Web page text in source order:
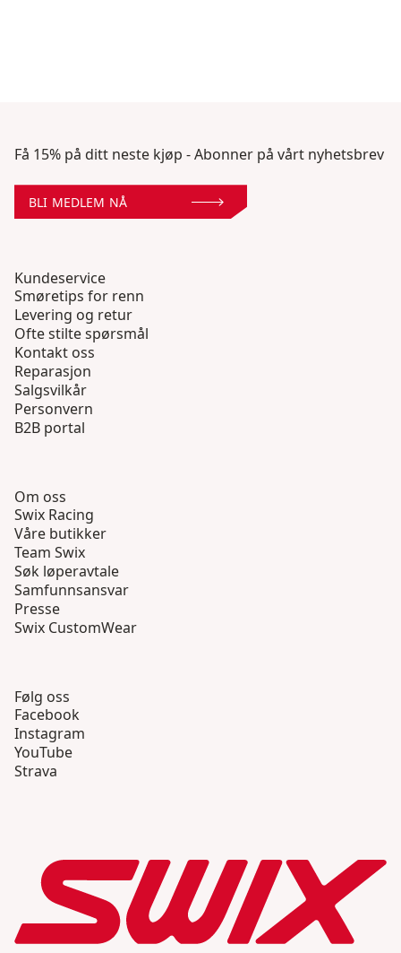
Få 15% på ditt neste kjøp - Abonner på vårt nyhetsbrev
BLI MEDLEM NÅ
Kundeservice
Smøretips for renn
Levering og retur
Ofte stilte spørsmål
Kontakt oss
Reparasjon
Salgsvilkår
Personvern
B2B portal
Om oss
Swix Racing
Våre butikker
Team Swix
Søk løperavtale
Samfunnsansvar
Presse
Swix CustomWear
Følg oss
Facebook
Instagram
YouTube
Strava